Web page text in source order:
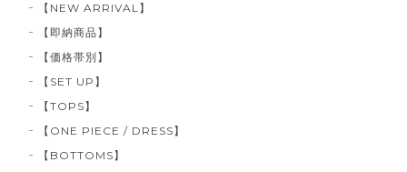
【NEW ARRIVAL】
【即納商品】
【価格帯別】
【SET UP】
【TOPS】
【ONE PIECE / DRESS】
【BOTTOMS】